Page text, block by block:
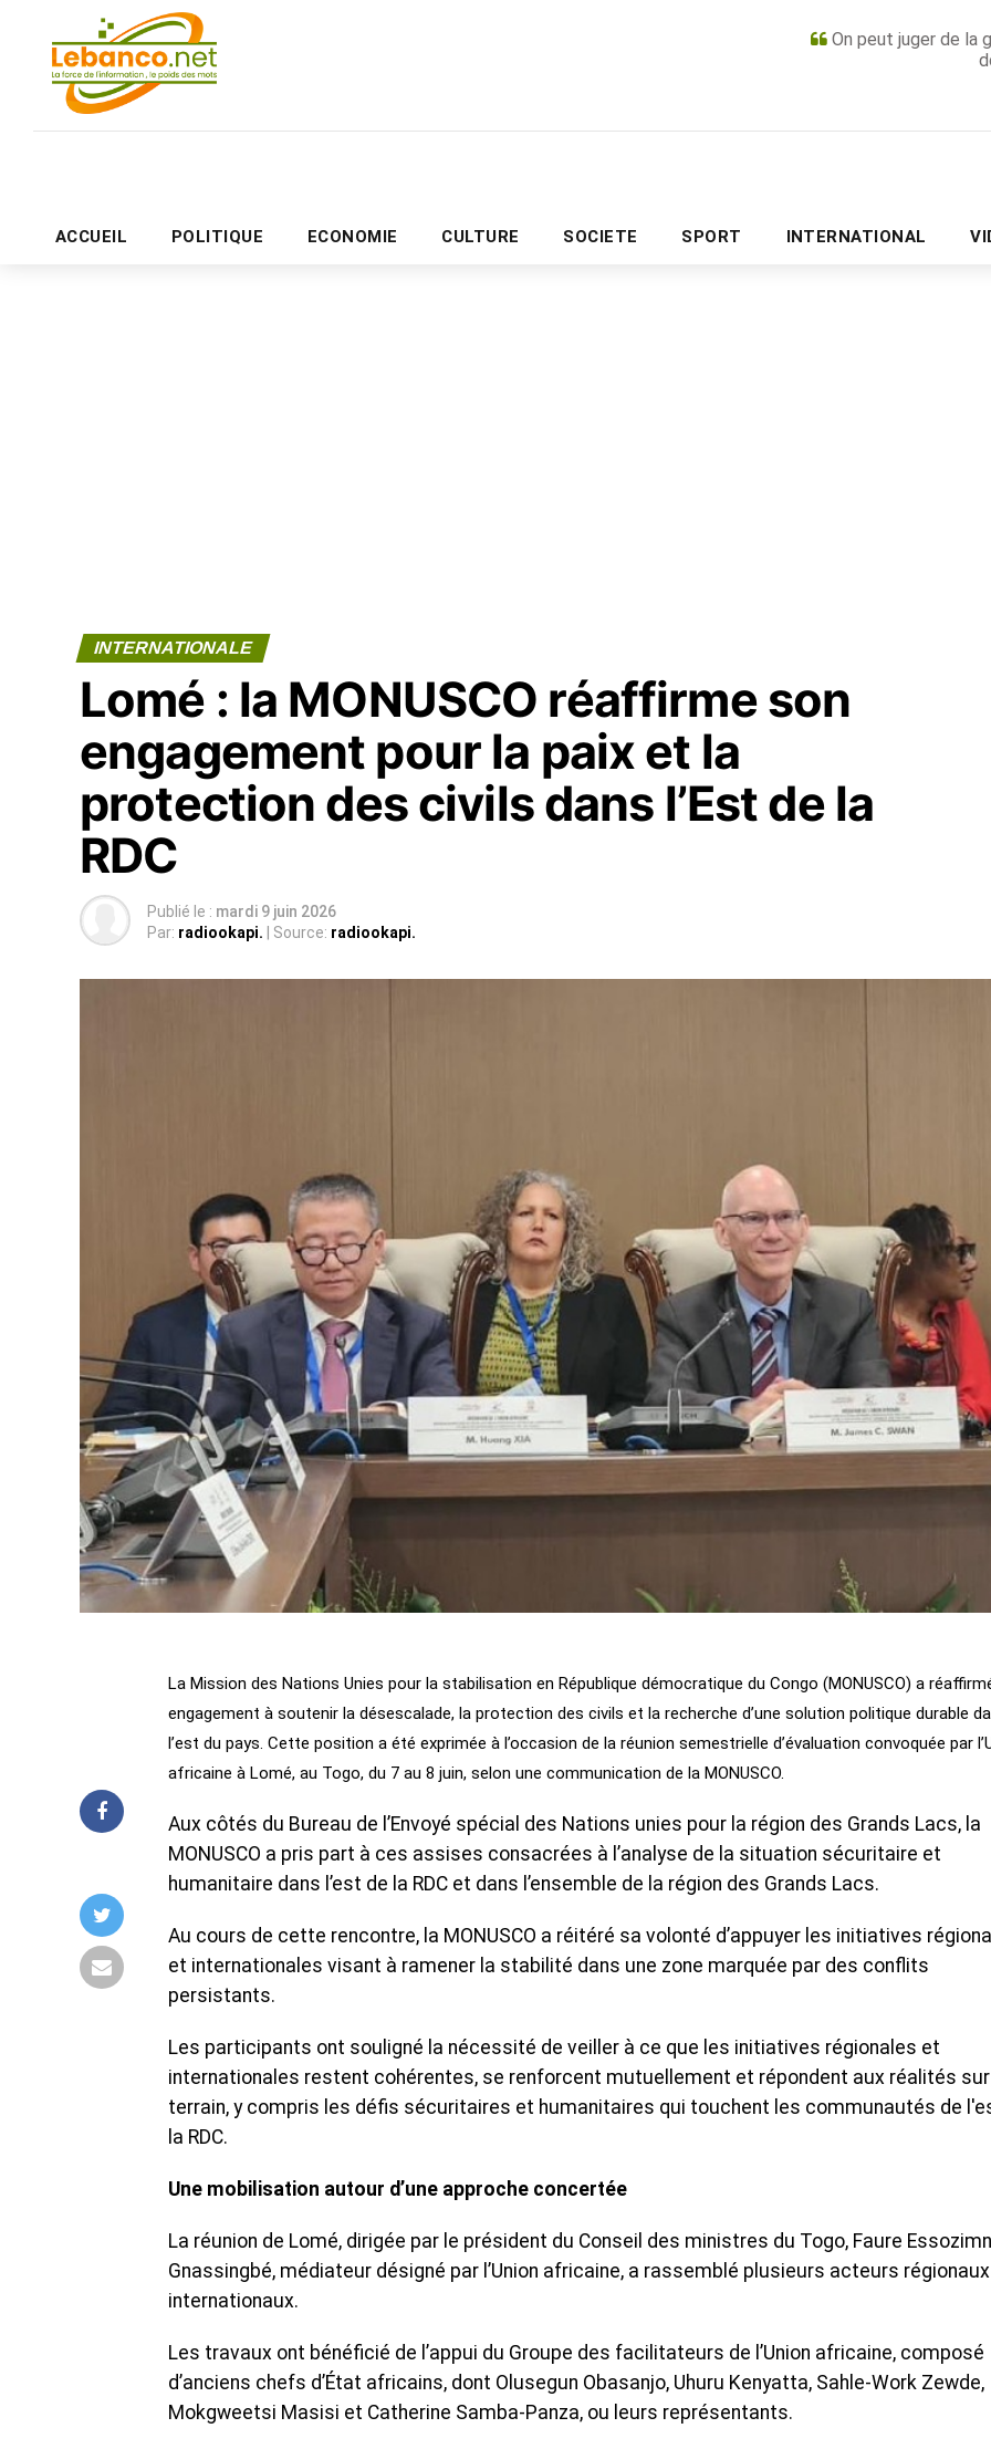
On peut juger de la
ACCUEIL POLITIQUE ECONOMIE CULTURE SOCIETE SPORT INTERNATIONAL
PUBLICITÉ
INTERNATIONALE
Lomé : la MONUSCO réaffirme son
engagement pour la paix et la
protection des civils dans l’Est de la
RDC
Publié le : mardi 9 juin 2026
Par: radiookapi. | Source: radiookapi.
La Mission des Nations Unies pour la stabilisation en République démocratique du Congo (MONUSCO) a
engagement à soutenir la désescalade, la protection des civils et la recherche d’une solution politique durable
l’est du pays. Cette position a été exprimée à l’occasion de la réunion semestrielle d’évaluation convoquée par
africaine à Lomé, au Togo, du 7 au 8 juin, selon une communication de la MONUSCO.
Aux côtés du Bureau de l’Envoyé spécial des Nations unies pour la région des Grands Lacs, la
MONUSCO a pris part à ces assises consacrées à l’analyse de la situation sécuritaire et
humanitaire dans l’est de la RDC et dans l’ensemble de la région des Grands Lacs.
Au cours de cette rencontre, la MONUSCO a réitéré sa volonté d’appuyer les initiatives
et internationales visant à ramener la stabilité dans une zone marquée par des conflits
persistants.
Les participants ont souligné la nécessité de veiller à ce que les initiatives régionales et
internationales restent cohérentes, se renforcent mutuellement et répondent aux réalités
terrain, y compris les défis sécuritaires et humanitaires qui touchent les communautés de
la RDC.
Une mobilisation autour d’une approche concertée
La réunion de Lomé, dirigée par le président du Conseil des ministres du Togo, Faure
Gnassingbé, médiateur désigné par l’Union africaine, a rassemblé plusieurs acteurs
internationaux.
Les travaux ont bénéficié de l’appui du Groupe des facilitateurs de l’Union africaine, composé
d’anciens chefs d’État africains, dont Olusegun Obasanjo, Uhuru Kenyatta, Sahle-Work Zewde,
Mokgweetsi Masisi et Catherine Samba-Panza, ou leurs représentants.